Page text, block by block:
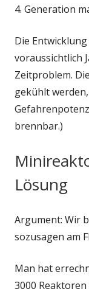
4. Generation
Die
voraussichtlich
Zeitproblem.
gekühlt
brennbar.)
Lösung
Argument: Wir
sozusagen am
Man hat
3000